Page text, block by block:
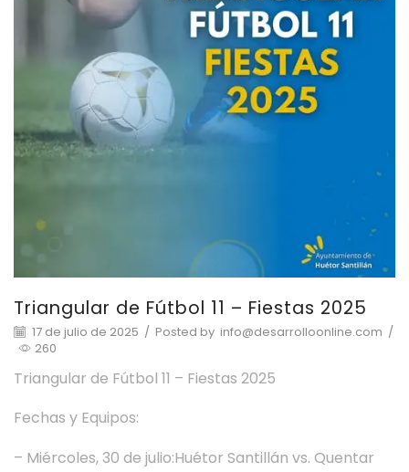
Triangular de Fútbol 11 – Fiestas 2025
17 de julio de 2025 / Posted by info@desarrolloonline.com /
260
Triangular de Fútbol 11 – Fiestas 2025
Fechas y Equipos:
– Miércoles, 30 de julio:Huétor Santillán vs. Quentar